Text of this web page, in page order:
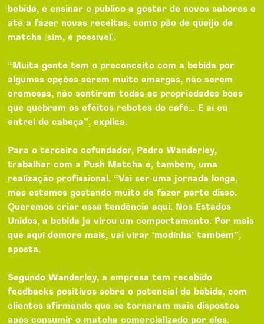
bebida, é ensinar o público a gostar de novos sabores e
até a fazer novas receitas, como pão de queijo de
matcha (sim, é possível).
“Muita gente tem o preconceito com a bebida por
algumas opções serem muito amargas, não serem
cremosas, não sentirem todas as propriedades boas
que quebram os efeitos rebotes do café… E aí eu
entrei de cabeça”, explica.
Para o terceiro cofundador, Pedro Wanderley,
trabalhar com a Push Matcha é, também, uma
realização profissional. “Vai ser uma jornada longa,
mas estamos gostando muito de fazer parte disso.
Queremos criar essa tendência aqui. Nos Estados
Unidos, a bebida já virou um comportamento. Por mais
que aqui demore mais, vai virar ‘modinha’ também”,
aposta.
Segundo Wanderley, a empresa tem recebido
feedbacks positivos sobre o potencial da bebida, com
clientes afirmando que se tornaram mais dispostos
após consumir o matcha comercializado por eles.